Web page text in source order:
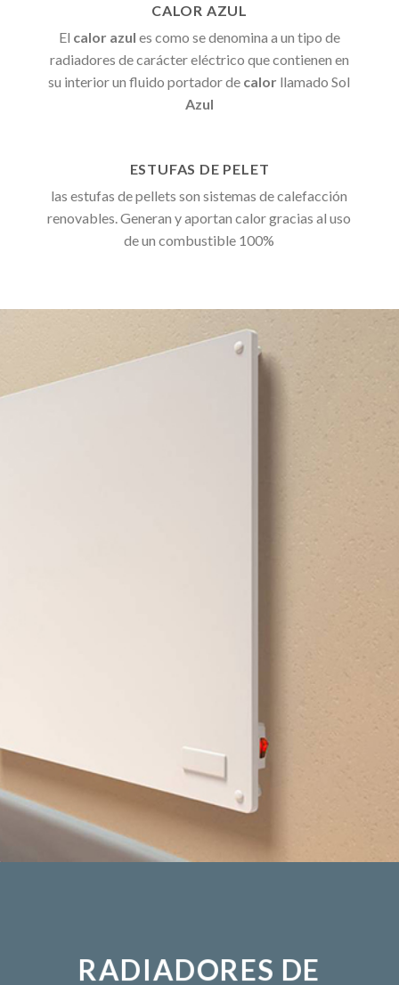
CALOR AZUL
El calor azul es como se denomina a un tipo de
radiadores de carácter eléctrico que contienen en
su interior un fluido portador de calor llamado Sol
Azul
ESTUFAS DE PELET
las estufas de pellets son sistemas de calefacción
renovables. Generan y aportan calor gracias al uso
de un combustible 100%
RADIADORES DE